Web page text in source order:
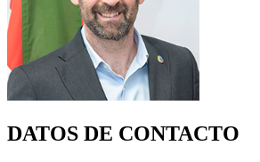
DATOS DE CONTACTO